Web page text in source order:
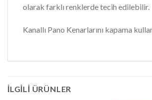
olarak farklı renklerde tecih edilebilir.
Kanallı Pano Kenarlarını kapama
İLGILI ÜRÜNLER